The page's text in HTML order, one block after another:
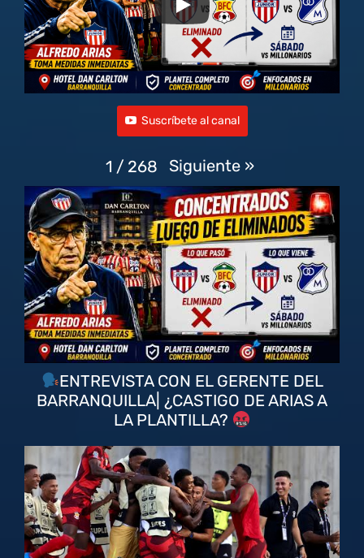
Suscríbete al canal
1 / 268 Siguiente »
ENTREVISTA CON EL GERENTE DEL
BARRANQUILLA| ¿CASTIGO DE ARIAS A
LA PLANTILLA?